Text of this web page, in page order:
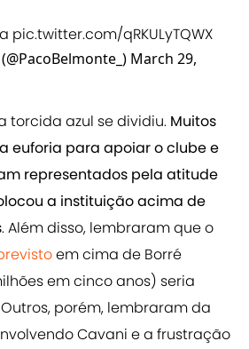
pic.twitter.com/qRKULyTQWX
March 29,
torcida azul se dividiu. Muitos
euforia para apoiar o clube e
representados pela atitude
a instituição acima de
. Além disso, lembraram que o
em cima de Borré
em cinco anos) seria
porém, lembraram da
Cavani e a frustração